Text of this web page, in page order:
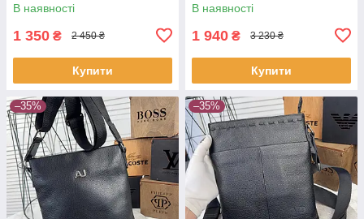
В наявності
1 350 ₴ 2 450 ₴
Купити
В наявності
1 940 ₴ 3 230 ₴
Купити
–35% –35%